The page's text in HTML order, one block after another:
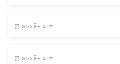
⏰ ৪৮২ দিন আগে
⏰ ৪৮২ দিন আগে